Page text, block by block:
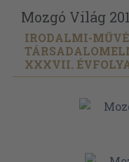
Mozgó Világ
IRODALMI-
XXXVII.